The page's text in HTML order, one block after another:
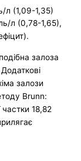
л (1,09-1,35)
л (0,78-1,65),
залоза
залози
Brunn:
частки 18,82